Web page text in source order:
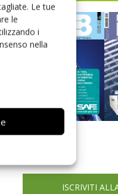
Le tue
le
i
nella
Edicola web
ISCRIVITI